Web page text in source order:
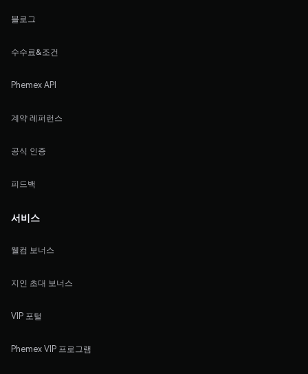
블로그
수수료&조건
Phemex API
계약 레퍼런스
공식 인증
피드백
서비스
웰컴 보너스
지인 초대 보너스
VIP 포털
Phemex VIP 프로그램